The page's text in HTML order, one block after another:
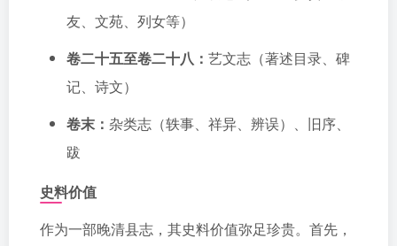
友、文苑、列女等）
卷二十五至卷二十八： 艺文志（著述目录、碑
记、诗文）
卷末： 杂类志（轶事、祥异、辨误）、旧序、
跋
史料价值
作为一部晚清县志，其史料价值弥足珍贵。首先，